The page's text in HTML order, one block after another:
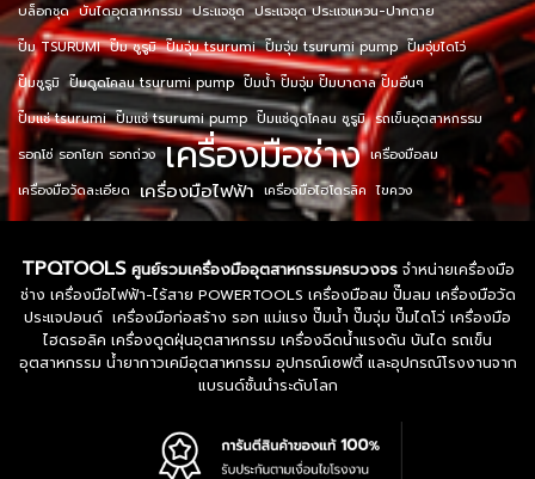
บล็อกชุด บันไดอุตสาหกรรม ประแจชุด ประแจชุด ประแจแหวน-ปากตาย
ปั๊ม TSURUMI ปั๊ม ซูรูมิ ปั๊มจุ่ม tsurumi ปั๊มจุ่ม tsurumi pump ปั๊มจุ่มไดโว่
ปั๊มซูรูมิ ปั๊มดูดโคลน tsurumi pump ปั๊มน้ำ ปั๊มจุ่ม ปั๊มบาดาล ปั๊มอื่นๆ
ปั๊มแช่ tsurumi ปั๊มแช่ tsurumi pump ปั๊มแช่ดูดโคลน ซูรูมิ รถเข็นอุตสาหกรรม
รอกโซ่ รอกโยก รอกถ่วง เครื่องมือช่าง เครื่องมือลม
เครื่องมือวัดละเอียด เครื่องมือไฟฟ้า เครื่องมือไฮโดรลิค ไขควง
TPQTOOLS ศูนย์รวมเครื่องมืออุตสาหกรรมครบวงจรจำหน่ายเครื่องมือ
ช่าง เครื่องมือไฟฟ้า-ไร้สาย POWERTOOLS เครื่องมือลม ปั๊มลม เครื่องมือวัด
ประแจปอนด์ เครื่องมือก่อสร้าง รอก แม่แรง ปั๊มน้ำ ปั๊มจุ่ม ปั๊มไดโว่ เครื่องมือ
ไฮดรอลิค เครื่องดูดฝุ่นอุตสาหกรรม เครื่องฉีดน้ำแรงดัน บันได รถเข็น
อุตสาหกรรม น้ำยากาวเคมีอุตสาหกรรม อุปกรณ์เซฟตี้ และอุปกรณ์โรงงานจาก
แบรนด์ชั้นนำระดับโลก